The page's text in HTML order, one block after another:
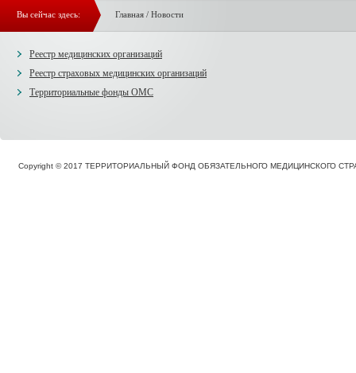
Вы сейчас здесь: Главная/ Новости
Реестр медицинских организаций
Реестр страховых медицинских организаций
Территориальные фонды ОМС
Copyright © 2017 ТЕРРИТОРИАЛЬНЫЙ ФОНД ОБЯЗАТЕЛЬНОГО МЕДИЦИНСКОГО